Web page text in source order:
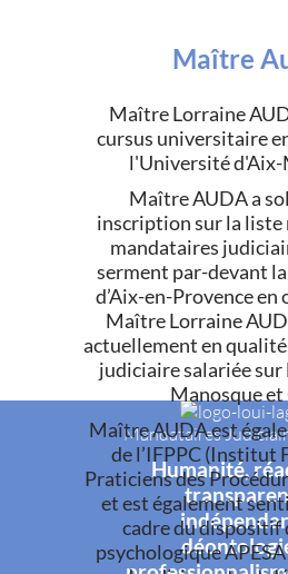
Maître
Maître Lorraine
cursus universitaire
l'Université
Maître AUDA a
inscription sur la liste
mandataires
serment par-devant la
d’Aix-en-Provence en
Maître Lorraine
actuellement en
judiciaire salariée sur
Manosque et
Maître AUDA est
de l’IFPPC (Institut
Praticiens des
et est également
cadre du dispositif
psychologique
Mandataires
Humanité,